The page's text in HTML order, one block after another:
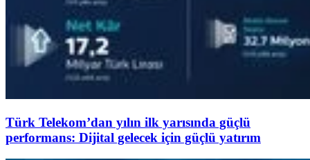
Türk Telekom’dan yılın ilk yarısında güçlü
performans: Dijital gelecek için güçlü yatırım